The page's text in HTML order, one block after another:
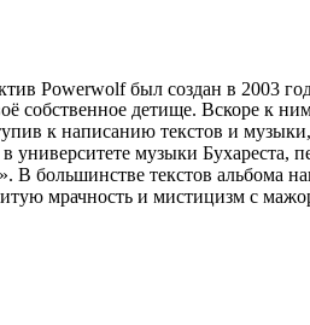
Powerwolf был создан в 2003
собственное детище. Вскоре к
к написанию текстов и
музыки
В большинстве текстов
мрачность и мистицизм с